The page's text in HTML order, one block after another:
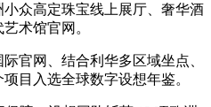
众高定珠宝线上展厅、奢华酒
术馆官网。
网、结合利华多区域坐点、
目入选全球数字设想年鉴。